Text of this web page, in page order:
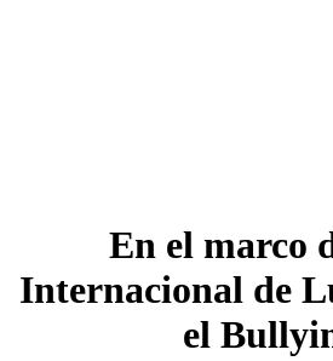
En el marco
Internacional de
el